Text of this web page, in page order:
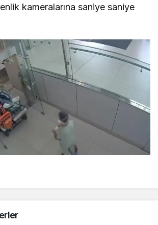
kameralarına saniye saniye